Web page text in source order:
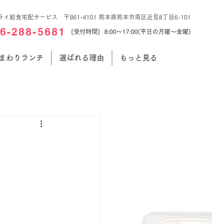
イ給食宅配サービス 〒861-4101 熊本県熊本市南区近見8丁目6-101
288-5681 [受付時間] 8:00～17:00(平日の月曜～金曜)
わりランチ 選ばれる理由 もっと見る